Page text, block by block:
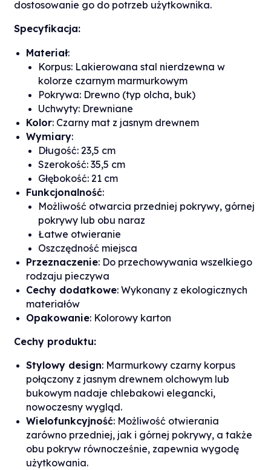
dostosowanie go do potrzeb użytkownika.
Specyfikacja:
Materiał:
Korpus: Lakierowana stal nierdzewna w
kolorze czarnym marmurkowym
Pokrywa: Drewno (typ olcha, buk)
Uchwyty: Drewniane
Kolor: Czarny mat z jasnym drewnem
Wymiary:
Długość: 23,5 cm
Szerokość: 35,5 cm
Głębokość: 21 cm
Funkcjonalność:
Możliwość otwarcia przedniej pokrywy, górnej
pokrywy lub obu naraz
Łatwe otwieranie
Oszczędność miejsca
Przeznaczenie: Do przechowywania wszelkiego
rodzaju pieczywa
Cechy dodatkowe: Wykonany z ekologicznych
materiałów
Opakowanie: Kolorowy karton
Cechy produktu:
Stylowy design: Marmurkowy czarny korpus
połączony z jasnym drewnem olchowym lub
bukowym nadaje chlebakowi elegancki,
nowoczesny wygląd.
Wielofunkcyjność: Możliwość otwierania
zarówno przedniej, jak i górnej pokrywy, a także
obu pokryw równocześnie, zapewnia wygodę
użytkowania.